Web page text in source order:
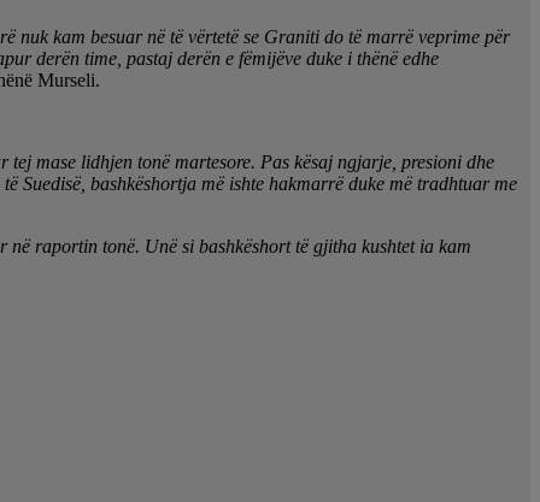
nuk kam besuar në të vërtetë se Graniti do të marrë veprime për
derën time, pastaj derën e fëmijëve duke i thënë edhe
Murseli.
mase lidhjen tonë martesore. Pas kësaj ngjarje, presioni dhe
Suedisë, bashkëshortja më ishte hakmarrë duke më tradhtuar me
raportin tonë. Unë si bashkëshort të gjitha kushtet ia kam